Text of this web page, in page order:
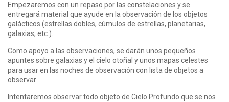
Empezaremos con un repaso por las constelaciones y se
entregará material que ayude en la observación de los objetos
galácticos (estrellas dobles, cúmulos de estrellas, planetarias,
galaxias, etc.).
Como apoyo a las observaciones, se darán unos pequeños
apuntes sobre galaxias y el cielo otoñal y unos mapas celestes
para usar en las noches de observación con lista de objetos a
observar
Intentaremos observar todo objeto de Cielo Profundo que se nos